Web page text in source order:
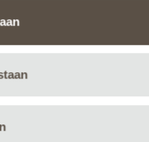
mitsdien
is om toegang te
van deze